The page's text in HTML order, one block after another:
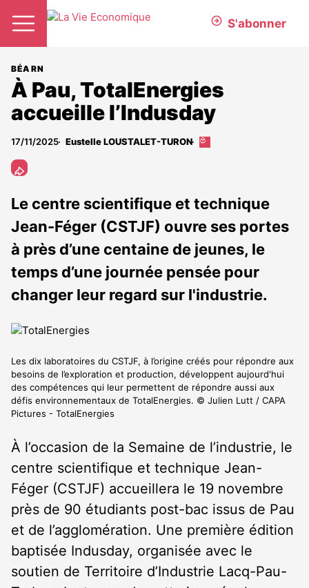
S'abonner
BÉARN
À Pau, TotalEnergies
accueille l’Indusday
17/11/2025 Eustelle LOUSTALET-TURON
Cet
abonnés
Le centre scientifique et technique
Jean-Féger (CSTJF) ouvre ses portes
à près d’une centaine de jeunes, le
temps d’une journée pensée pour
changer leur regard sur l'industrie.
Les dix laboratoires du CSTJF, à l’origine créés pour répondre aux
besoins de l’exploration et production, développent aujourd'hui
des compétences qui leur permettent de répondre aussi aux
défis environnementaux de TotalEnergies. © Julien Lutt / CAPA
Pictures - TotalEnergies
À l’occasion de la Semaine de l’industrie, le
centre scientifique et technique Jean-
Féger (CSTJF) accueillera le 19 novembre
près de 90 étudiants post-bac issus de Pau
et de l’agglomération. Une première édition
baptisée Indusday, organisée avec le
soutien de Territoire d’Industrie Lacq-Pau-